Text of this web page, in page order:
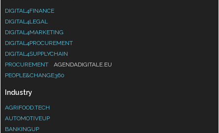
DIGITAL4FINANCE
DIGITAL4LEGAL
DIGITAL4MARKETING
DIGITAL4PROCUREMENT
DIGITAL4SUPPLYCHAIN
PROCUREMENT
AGENDADIGITALE.EU
PEOPLE&CHANGE360
Industry
AGRIFOOD.TECH
AUTOMOTIVEUP
BANKINGUP